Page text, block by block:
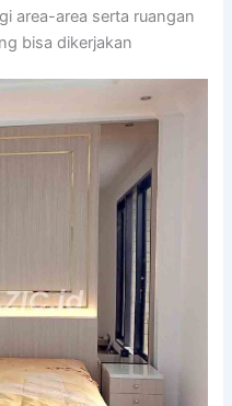
area-area serta ruangan
bisa dikerjakan